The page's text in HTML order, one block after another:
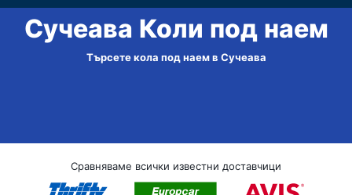
Сучеава Коли под наем
Търсете кола под наем в Сучеава
Сравняваме всички известни доставчици